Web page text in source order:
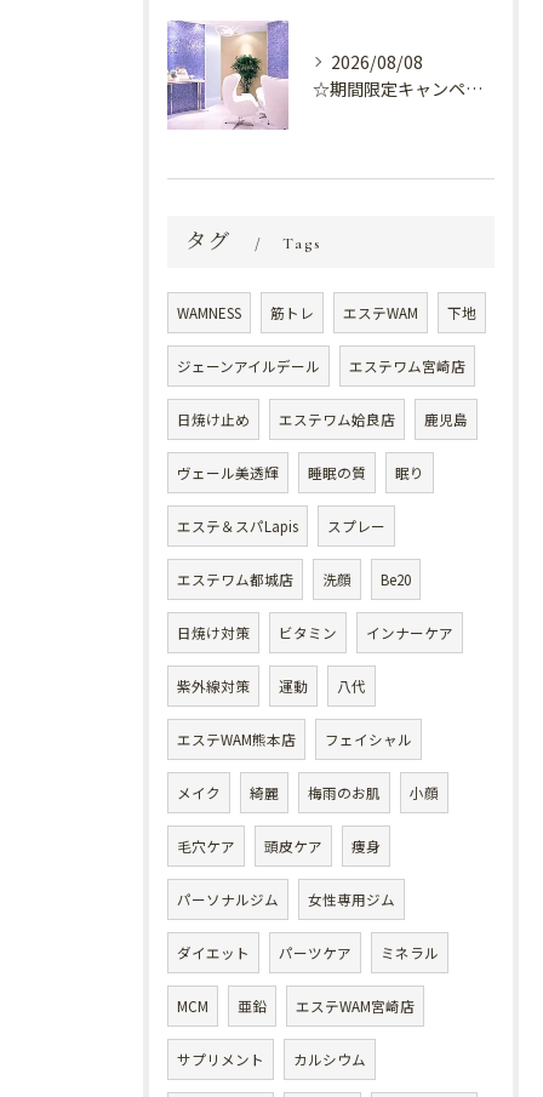
2026/08/08
☆期間限定キャンペーン開催中☆
タグ Tags
WAMNESS 筋トレ エステWAM 下地
ジェーンアイルデール エステワム宮崎店
日焼け止め エステワム姶良店 鹿児島
ヴェール美透輝 睡眠の質 眠り
エステ＆スパLapis スプレー
エステワム都城店 洗顔 Be20
日焼け対策 ビタミン インナーケア
紫外線対策 運動 八代
エステWAM熊本店 フェイシャル
メイク 綺麗 梅雨のお肌 小顔
毛穴ケア 頭皮ケア 痩身
パーソナルジム 女性専用ジム
ダイエット パーツケア ミネラル
MCM 亜鉛 エステWAM宮崎店
サプリメント カルシウム